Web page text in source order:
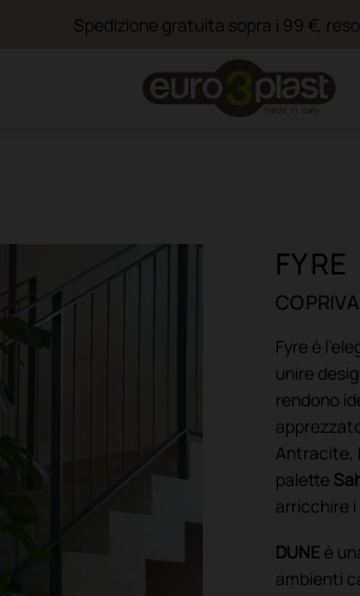
Spedizione gratuita sopra i 99 €,
FYRE
Fyre è
unire
rendono
Antracite,
palette
arricchire
DUNE è
ambienti